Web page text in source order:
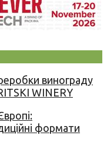
винограду
WINERY
формати